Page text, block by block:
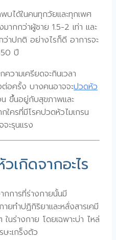
บได้ในคนทุกวัยและทุกเพศ
กกว่าผู้ชาย 1.5-2 เท่า และ
าปกติ อย่างไรก็ดี อาการจะ
ปี
วามเครียดจะกินเวลา
อครั้ง บางคนอาจจะปวดหัว
ขึ้นอยู่กับสุขภาพและ
ครที่มีโรคปวดหัวไมเกรน
ะรุนแรง
เกิดจากอะไร
กการที่ร่างกายนั้นมี
ยทำปฏิกิริยาและหลั่งสารเคมี
นร่างกาย โดยเฉพาะบ่า ไหล่
ะเกร็งตัว